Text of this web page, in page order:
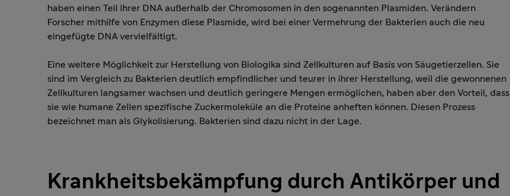
haben einen Teil ihrer DNA außerhalb der Chromosomen in den sogenannten Plasmiden. Verändern
Forscher mithilfe von Enzymen diese Plasmide, wird bei einer Vermehrung der Bakterien auch die neu
eingefügte DNA vervielfältigt.
Eine weitere Möglichkeit zur Herstellung von Biologika sind Zellkulturen auf Basis von Säugetierzellen. Sie
sind im Vergleich zu Bakterien deutlich empfindlicher und teurer in ihrer Herstellung, weil die gewonnenen
Zellkulturen langsamer wachsen und deutlich geringere Mengen ermöglichen, haben aber den Vorteil, dass
sie wie humane Zellen spezifische Zuckermoleküle an die Proteine anheften können. Diesen Prozess
bezeichnet man als Glykolisierung. Bakterien sind dazu nicht in der Lage.
Krankheitsbekämpfung durch Antikörper und